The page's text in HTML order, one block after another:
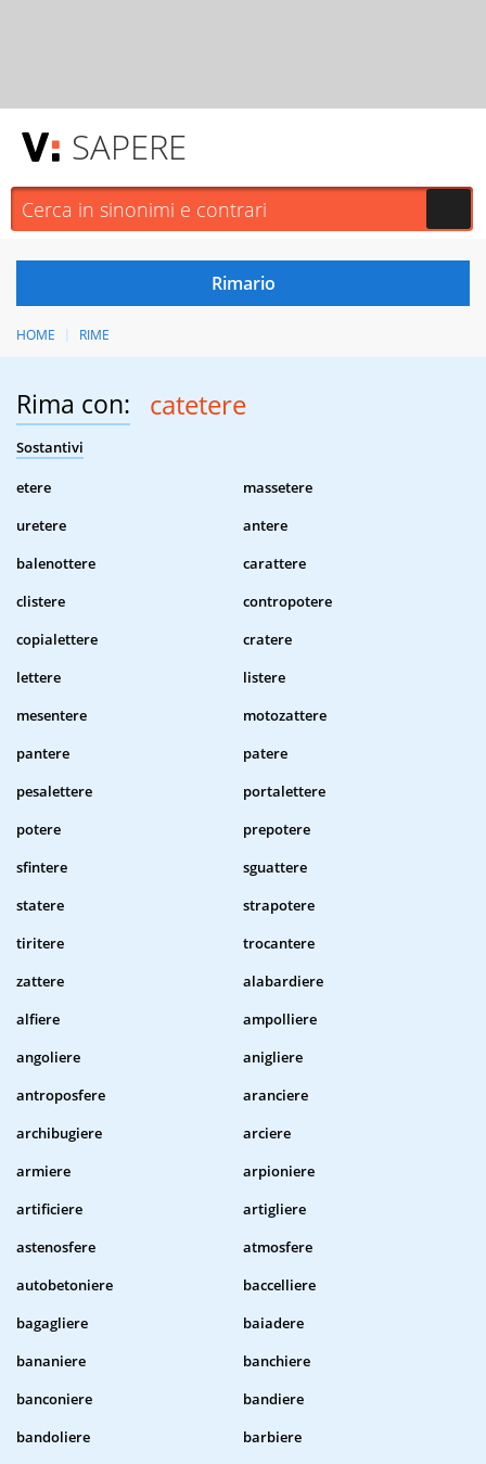
SAPERE
HOME RIME
Rima con: catetere
Sostantivi
etere
massetere
uretere
antere
balenottere
carattere
clistere
contropotere
copialettere
cratere
lettere
listere
mesentere
motozattere
pantere
patere
pesalettere
portalettere
potere
prepotere
sfintere
sguattere
statere
strapotere
tiritere
trocantere
zattere
alabardiere
alfiere
ampolliere
angoliere
anigliere
antroposfere
aranciere
archibugiere
arciere
armiere
arpioniere
artificiere
artigliere
astenosfere
atmosfere
autobetoniere
baccelliere
bagagliere
baiadere
bananiere
banchiere
banconiere
bandiere
bandoliere
barbiere